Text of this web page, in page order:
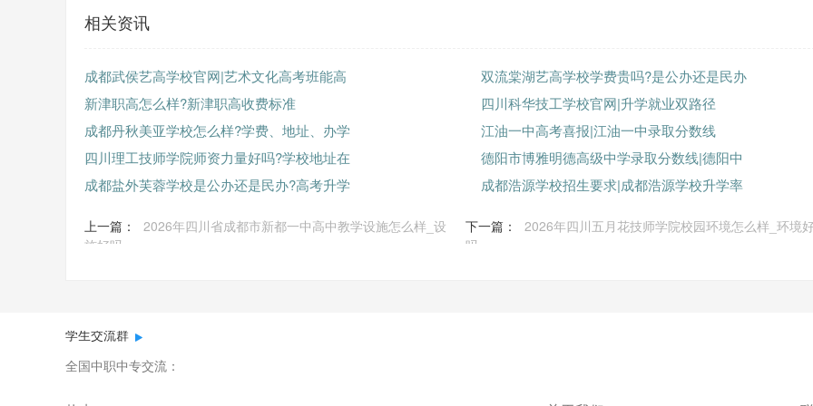
相关资讯
成都武侯艺高学校官网|艺术文化高考班能高
双流棠湖艺高学校学费贵吗?是公办还是民办
新津职高怎么样?新津职高收费标准
四川科华技工学校官网|升学就业双路径
成都丹秋美亚学校怎么样?学费、地址、办学
江油一中高考喜报|江油一中录取分数线
四川理工技师学院师资力量好吗?学校地址在
德阳市博雅明德高级中学录取分数线|德阳中
成都盐外芙蓉学校是公办还是民办?高考升学
成都浩源学校招生要求|成都浩源学校升学率
上一篇：
2026年四川省成都市新都一中高中教学设施怎么样_设
施好吗
下一篇：
2026年四川五月花技师学院校园环境怎么样_环境
吗
学生交流群
全国中职中专交流：